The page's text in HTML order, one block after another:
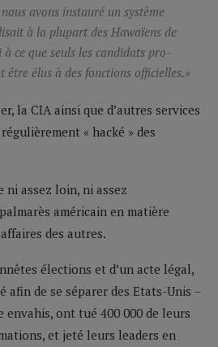
avons instauré un système
à la plupart des Hawaïens de
ce que seuls les candidats pro-
être élus à des fonctions officielles.«
la CIA ainsi que d’autres services
« hacké » des
ni assez loin, ni assez
américain en matière
des autres.
élections et d’un acte légal,
afin de se séparer des Etats-Unis –
ont tué 400 000 de leurs
et jeté leurs leaders en